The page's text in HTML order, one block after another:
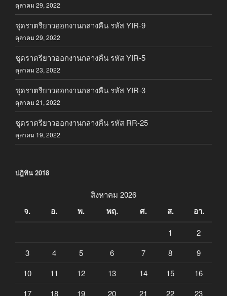
ตุลาคม 29, 2022
ชุดราตรียาวออกงานกลางคืน รหัส YIR-9
ตุลาคม 29, 2022
ชุดราตรียาวออกงานกลางคืน รหัส YIR-5
ตุลาคม 23, 2022
ชุดราตรียาวออกงานกลางคืน รหัส YIR-3
ตุลาคม 21, 2022
ชุดราตรียาวออกงานกลางคืน รหัส RR-25
ตุลาคม 19, 2022
ปฎิทิน 2018
สิงหาคม 2026
จ. อ. พ. พฤ. ศ. ส. อา.
1
2
3
4 5 6 7 8
9
10
11 12 13 14 15
16
17
18 19 20 21 22 23